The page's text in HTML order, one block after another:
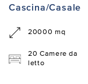
Cascina/Casale
20000 mq
20 Camere da
letto